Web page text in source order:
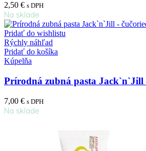
2,50 € s DPH
Na sklade
Pridať do wishlistu
Rýchly náhľad
Pridať do košíka
Kúpelňa
Prírodná zubná pasta Jack`n`Jill
7,00 € s DPH
Na sklade